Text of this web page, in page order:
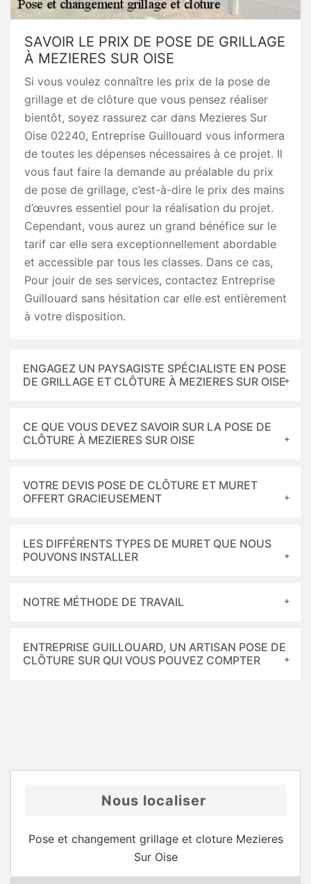
SAVOIR LE PRIX DE POSE DE GRILLAGE
À MEZIERES SUR OISE
Si vous voulez connaître les prix de la pose de
grillage et de clôture que vous pensez réaliser
bientôt, soyez rassurez car dans Mezieres Sur
Oise 02240, Entreprise Guillouard vous informera
de toutes les dépenses nécessaires à ce projet. Il
vous faut faire la demande au préalable du prix
de pose de grillage, c’est-à-dire le prix des mains
d’œuvres essentiel pour la réalisation du projet.
Cependant, vous aurez un grand bénéfice sur le
tarif car elle sera exceptionnellement abordable
et accessible par tous les classes. Dans ce cas,
Pour jouir de ses services, contactez Entreprise
Guillouard sans hésitation car elle est entièrement
à votre disposition.
ENGAGEZ UN PAYSAGISTE SPÉCIALISTE EN POSE
DE GRILLAGE ET CLÔTURE À MEZIERES SUR OISE
CE QUE VOUS DEVEZ SAVOIR SUR LA POSE DE
CLÔTURE À MEZIERES SUR OISE
VOTRE DEVIS POSE DE CLÔTURE ET MURET
OFFERT GRACIEUSEMENT
LES DIFFÉRENTS TYPES DE MURET QUE NOUS
POUVONS INSTALLER
NOTRE MÉTHODE DE TRAVAIL
ENTREPRISE GUILLOUARD, UN ARTISAN POSE DE
CLÔTURE SUR QUI VOUS POUVEZ COMPTER
Nous localiser
Pose et changement grillage et cloture Mezieres
Sur Oise